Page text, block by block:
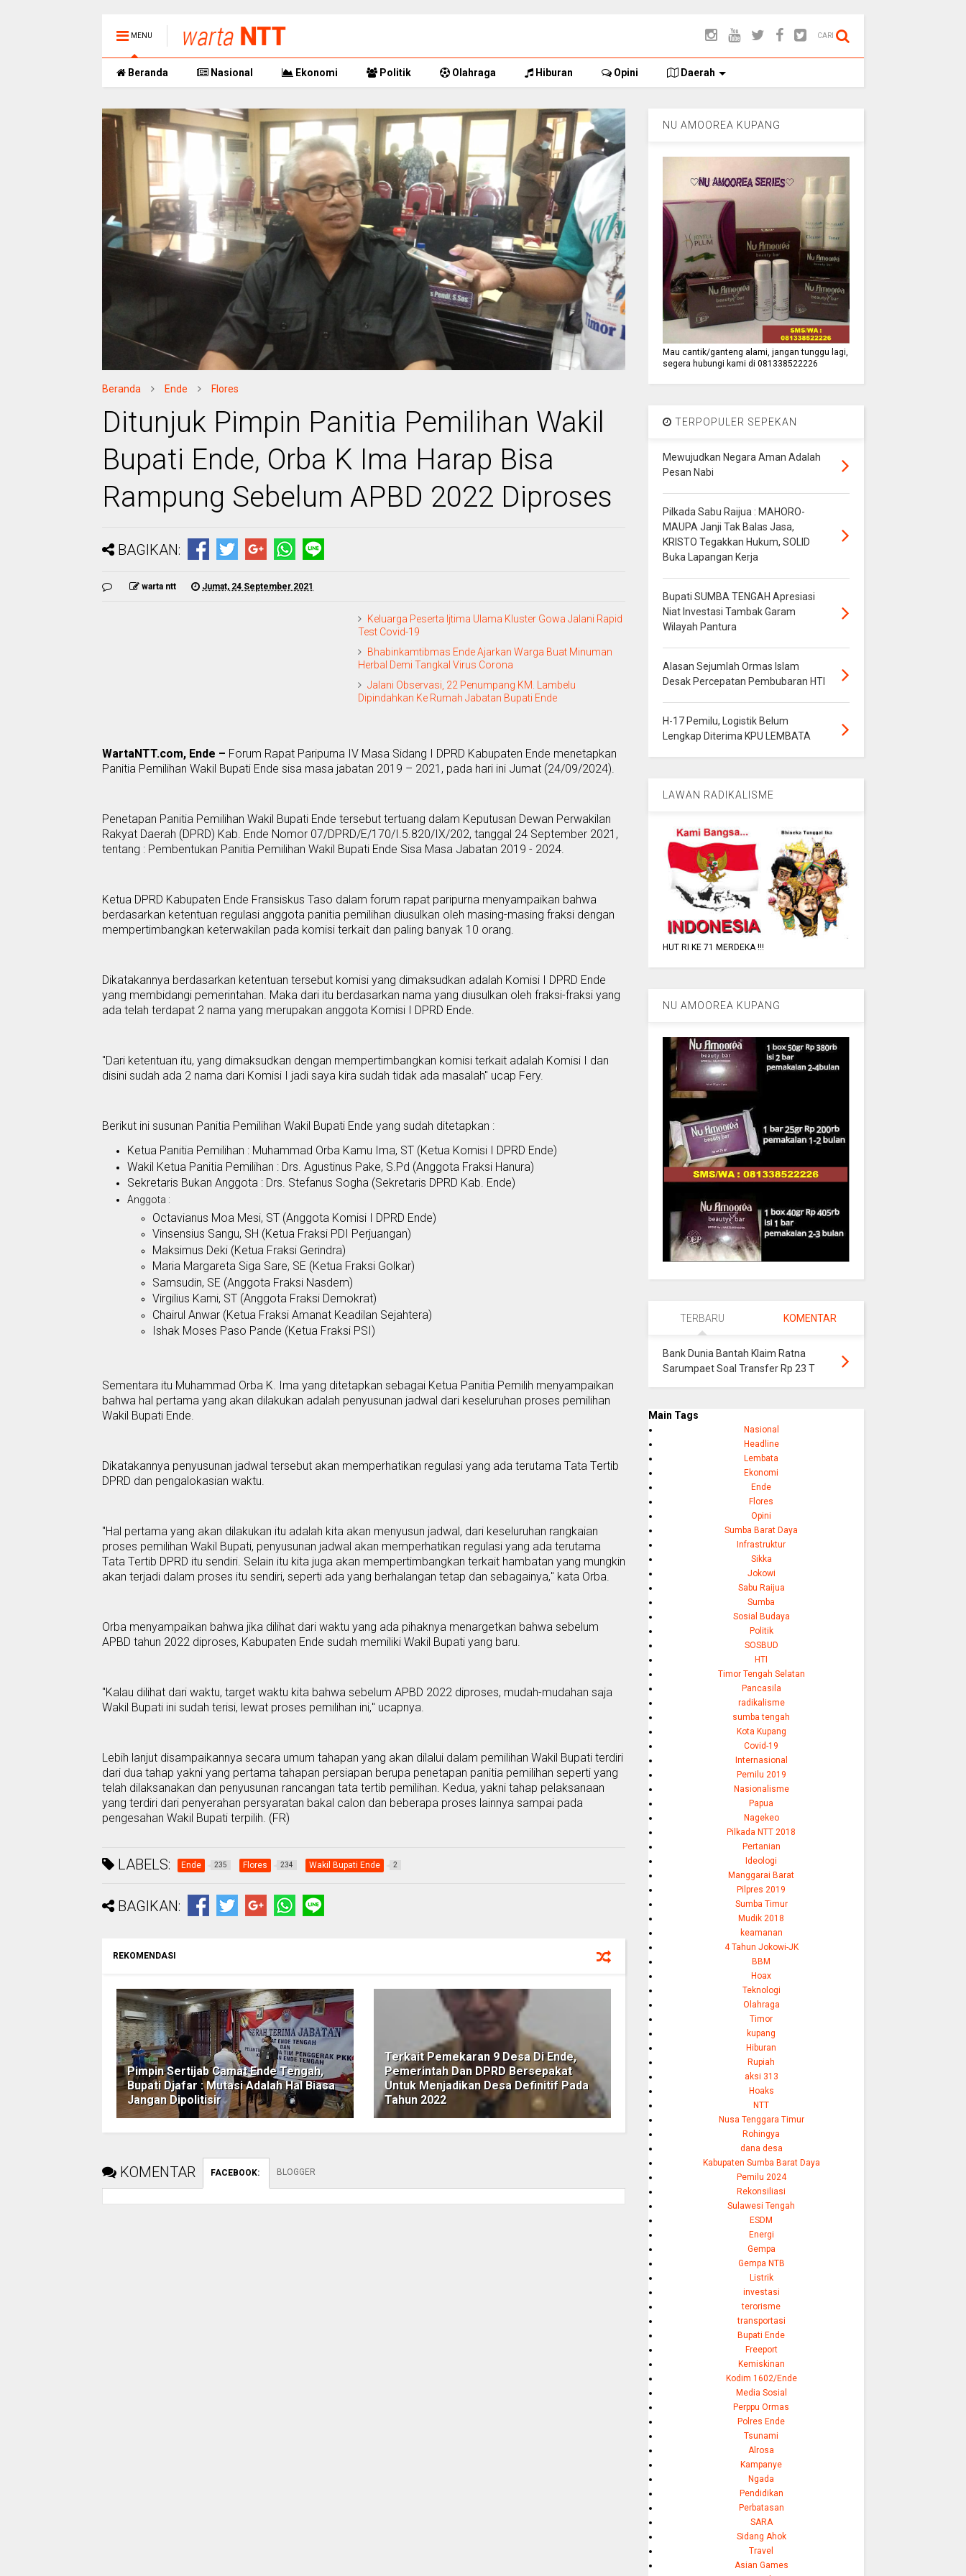
MENU CARI
Beranda Nasional Ekonomi Politik Olahraga Hiburan Opini Daerah
Beranda Ende Flores
Ditunjuk Pimpin Panitia Pemilihan Wakil
Bupati Ende, Orba K Ima Harap Bisa
Rampung Sebelum APBD 2022 Diproses
BAGIKAN:
warta ntt Jumat, 24 September 2021
Keluarga Peserta Ijtima Ulama Kluster Gowa Jalani Rapid
Test Covid-19
Bhabinkamtibmas Ende Ajarkan Warga Buat Minuman
Herbal Demi Tangkal Virus Corona
Jalani Observasi, 22 Penumpang KM. Lambelu
Dipindahkan Ke Rumah Jabatan Bupati Ende
WartaNTT.com, Ende – Forum Rapat Paripurna IV Masa Sidang I DPRD Kabupaten Ende menetapkan
Panitia Pemilihan Wakil Bupati Ende sisa masa jabatan 2019 – 2021 , pada hari ini Jumat (24/09/2024).
Penetapan Panitia Pemilihan Wakil Bupati Ende tersebut tertuang dalam Keputusan Dewan Perwakilan
Rakyat Daerah (DPRD) Kab. Ende Nomor 07/DPRD/E/170/I.5.820/IX/202, tanggal 24 September 2021,
tentang : Pembentukan Panitia Pemilihan Wakil Bupati Ende Sisa Masa Jabatan 2019 - 2024.
Ketua DPRD Kabupaten Ende Fransiskus Taso dalam forum rapat paripurna menyampaikan bahwa
berdasarkan ketentuan regulasi anggota panitia pemilihan diusulkan oleh masing-masing fraksi dengan
mempertimbangkan keterwakilan pada komisi terkait dan paling banyak 10 orang.
Dikatakannya berdasarkan ketentuan tersebut komisi yang dimaksudkan adalah Komisi I DPRD Ende
yang membidangi pemerintahan. Maka dari itu berdasarkan nama yang diusulkan oleh fraksi-fraksi yang
ada telah terdapat 2 nama yang merupakan anggota Komisi I DPRD Ende.
"Dari ketentuan itu, yang dimaksudkan dengan mempertimbangkan komisi terkait adalah Komisi I dan
disini sudah ada 2 nama dari Komisi I jadi saya kira sudah tidak ada masalah" ucap Fery.
Berikut ini susunan Panitia Pemilihan Wakil Bupati Ende yang sudah ditetapkan :
Ketua Panitia Pemilihan : Muhammad Orba Kamu Ima, ST (Ketua Komisi I DPRD Ende)
Wakil Ketua Panitia Pemilihan : Drs. Agustinus Pake, S.Pd (Anggota Fraksi Hanura)
Sekretaris Bukan Anggota : Drs. Stefanus Sogha (Sekretaris DPRD Kab. Ende)
Anggota :
Octavianus Moa Mesi, ST (Anggota Komisi I DPRD Ende)
Vinsensius Sangu, SH (Ketua Fraksi PDI Perjuangan)
Maksimus Deki (Ketua Fraksi Gerindra)
Maria Margareta Siga Sare, SE (Ketua Fraksi Golkar)
Samsudin, SE (Anggota Fraksi Nasdem)
Virgilius Kami, ST (Anggota Fraksi Demokrat)
Chairul Anwar (Ketua Fraksi Amanat Keadilan Sejahtera)
Ishak Moses Paso Pande (Ketua Fraksi PSI)
Sementara itu Muhammad Orba K. Ima yang ditetapkan sebagai Ketua Panitia Pemilih menyampaikan
bahwa hal pertama yang akan dilakukan adalah penyusunan jadwal dari keseluruhan proses pemilihan
Wakil Bupati Ende.
Dikatakannya penyusunan jadwal tersebut akan memperhatikan regulasi yang ada terutama Tata Tertib
DPRD dan pengalokasian waktu.
"Hal pertama yang akan dilakukan itu adalah kita akan menyusun jadwal, dari keseluruhan rangkaian
proses pemilihan Wakil Bupati, penyusunan jadwal akan memperhatikan regulasi yang ada terutama
Tata Tertib DPRD itu sendiri. Selain itu kita juga akan mempertimbangkan terkait hambatan yang mungkin
akan terjadi dalam proses itu sendiri, seperti ada yang berhalangan tetap dan sebagainya," kata Orba.
Orba menyampaikan bahwa jika dilihat dari waktu yang ada pihaknya menargetkan bahwa sebelum
APBD tahun 2022 diproses, Kabupaten Ende sudah memiliki Wakil Bupati yang baru.
"Kalau dilihat dari waktu, target waktu kita bahwa sebelum APBD 2022 diproses, mudah-mudahan saja
Wakil Bupati ini sudah terisi, lewat proses pemilihan ini," ucapnya.
Lebih lanjut disampaikannya secara umum tahapan yang akan dilalui dalam pemilihan Wakil Bupati terdiri
dari dua tahap yakni yang pertama tahapan persiapan berupa penetapan panitia pemilihan seperti yang
telah dilaksanakan dan penyusunan rancangan tata tertib pemilihan. Kedua, yakni tahap pelaksanaan
yang terdiri dari penyerahan persyaratan bakal calon dan beberapa proses lainnya sampai pada
pengesahan Wakil Bupati terpilih. (FR)
LABELS: Ende 235 Flores 234 Wakil Bupati Ende 2
BAGIKAN:
REKOMENDASI
Pimpin Sertijab Camat Ende Tengah,
Bupati Djafar : Mutasi Adalah Hal Biasa
Jangan Dipolitisir
Terkait Pemekaran 9 Desa Di Ende,
Pemerintah Dan DPRD Bersepakat
Untuk Menjadikan Desa Definitif Pada
Tahun 2022
KOMENTAR FACEBOOK: BLOGGER
NU AMOOREA KUPANG
Mau cantik/ganteng alami, jangan tunggu lagi,
segera hubungi kami di 081338522226
TERPOPULER SEPEKAN
Mewujudkan Negara Aman Adalah
Pesan Nabi
Pilkada Sabu Raijua : MAHORO-
MAUPA Janji Tak Balas Jasa,
KRISTO Tegakkan Hukum, SOLID
Buka Lapangan Kerja
Bupati SUMBA TENGAH Apresiasi
Niat Investasi Tambak Garam
Wilayah Pantura
Alasan Sejumlah Ormas Islam
Desak Percepatan Pembubaran HTI
H-17 Pemilu, Logistik Belum
Lengkap Diterima KPU LEMBATA
LAWAN RADIKALISME
HUT RI KE 71 MERDEKA !!!
NU AMOOREA KUPANG
TERBARU KOMENTAR
Bank Dunia Bantah Klaim Ratna
Sarumpaet Soal Transfer Rp 23 T
Main Tags
Nasional
Headline
Lembata
Ekonomi
Ende
Flores
Opini
Sumba Barat Daya
Infrastruktur
Sikka
Jokowi
Sabu Raijua
Sumba
Sosial Budaya
Politik
SOSBUD
HTI
Timor Tengah Selatan
Pancasila
radikalisme
sumba tengah
Kota Kupang
Covid-19
Internasional
Pemilu 2019
Nasionalisme
Papua
Nagekeo
Pilkada NTT 2018
Pertanian
Ideologi
Manggarai Barat
Pilpres 2019
Sumba Timur
Mudik 2018
keamanan
4 Tahun Jokowi-JK
BBM
Hoax
Teknologi
Olahraga
Timor
kupang
Hiburan
Rupiah
aksi 313
Hoaks
NTT
Nusa Tenggara Timur
Rohingya
dana desa
Kabupaten Sumba Barat Daya
Pemilu 2024
Rekonsiliasi
Sulawesi Tengah
ESDM
Energi
Gempa
Gempa NTB
Listrik
investasi
terorisme
transportasi
Bupati Ende
Freeport
Kemiskinan
Kodim 1602/Ende
Media Sosial
Perppu Ormas
Polres Ende
Tsunami
Alrosa
Kampanye
Ngada
Pendidikan
Perbatasan
SARA
Sidang Ahok
Travel
Asian Games